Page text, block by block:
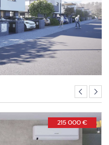
215 000 €